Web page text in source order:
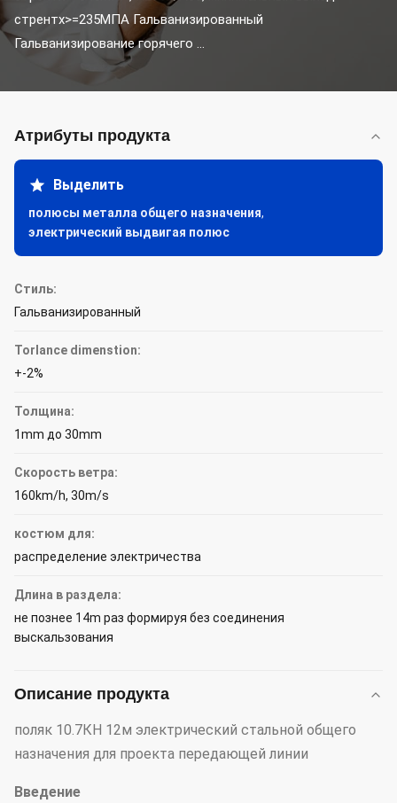
стрентх>=235МПА Гальванизированный
Гальванизирование горячего ...
Атрибуты продукта
Выделить
полюсы металла общего назначения,
электрический выдвигая полюс
Стиль:
Гальванизированный
Torlance dimenstion:
+-2%
Толщина:
1mm до 30mm
Скорость ветра:
160km/h, 30m/s
костюм для:
распределение электричества
Длина в раздела:
не познее 14m раз формируя без соединения
выскальзования
Описание продукта
поляк 10.7КН 12м электрический стальной общего
назначения для проекта передающей линии
Введение